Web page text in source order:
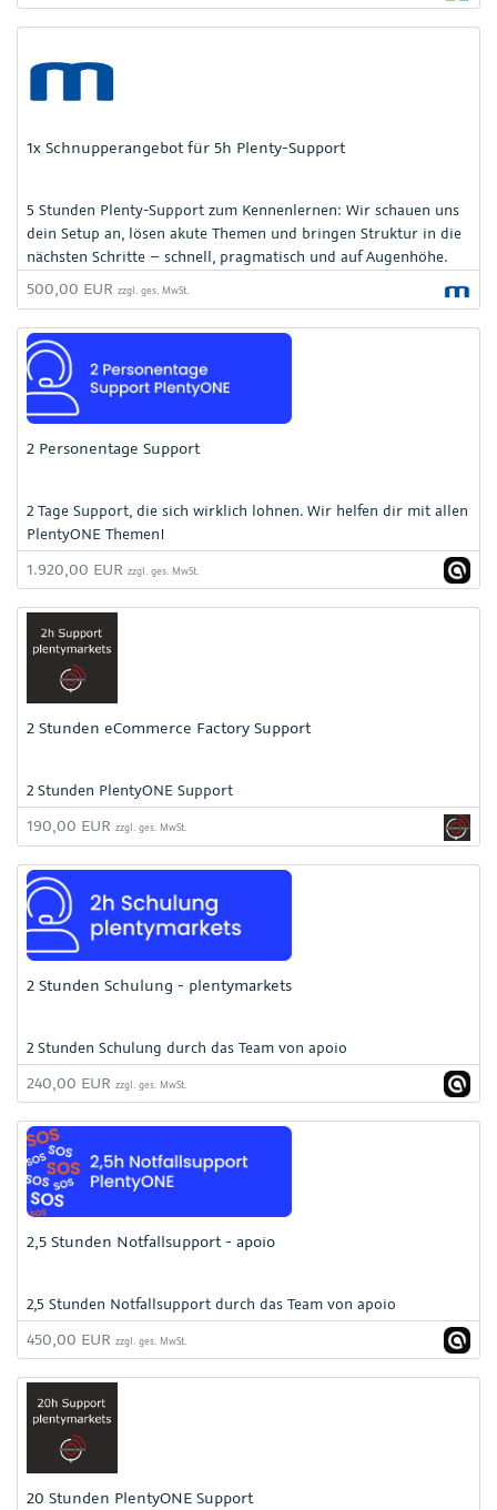
1x Schnupperangebot für 5h Plenty-Support
5 Stunden Plenty-Support zum Kennenlernen: Wir schauen uns
dein Setup an, lösen akute Themen und bringen Struktur in die
nächsten Schritte – schnell, pragmatisch und auf Augenhöhe.
Einmalig für Neukunden.
500,00 EUR zzgl. ges. MwSt.
2 Personentage Support
2 Tage Support, die sich wirklich lohnen. Wir helfen dir mit allen
PlentyONE Themen!
1.920,00 EUR zzgl. ges. MwSt.
2 Stunden eCommerce Factory Support
2 Stunden PlentyONE Support
190,00 EUR zzgl. ges. MwSt.
2 Stunden Schulung - plentymarkets
2 Stunden Schulung durch das Team von apoio
240,00 EUR zzgl. ges. MwSt.
2,5 Stunden Notfallsupport - apoio
2,5 Stunden Notfallsupport durch das Team von apoio
450,00 EUR zzgl. ges. MwSt.
20 Stunden PlentyONE Support